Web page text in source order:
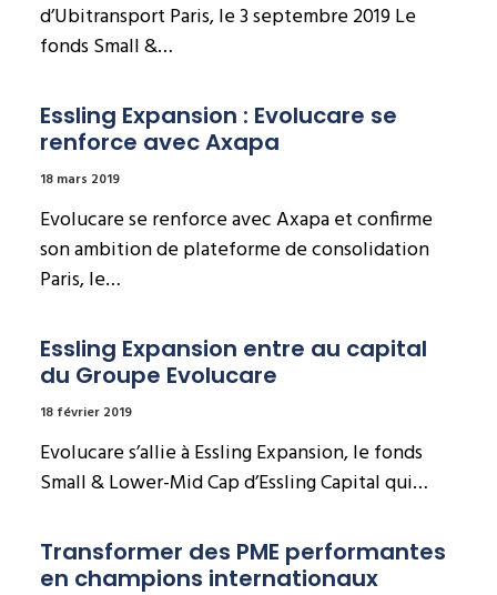
d’Ubitransport Paris, le 3 septembre 2019 Le
fonds Small &…
Essling Expansion : Evolucare se
renforce avec Axapa
18 mars 2019
Evolucare se renforce avec Axapa et confirme
son ambition de plateforme de consolidation
Paris, le…
Essling Expansion entre au capital
du Groupe Evolucare
18 février 2019
Evolucare s’allie à Essling Expansion, le fonds
Small & Lower-Mid Cap d’Essling Capital qui…
Transformer des PME performantes
en champions internationaux